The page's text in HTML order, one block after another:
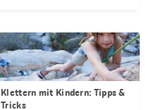
Klettern mit Kindern: Tipps &
Tricks